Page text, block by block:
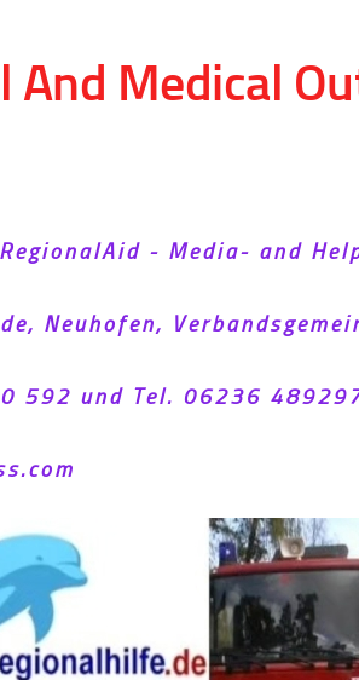
And Medical
- Media- and
Neuhofen,
592 und Tel. 06236